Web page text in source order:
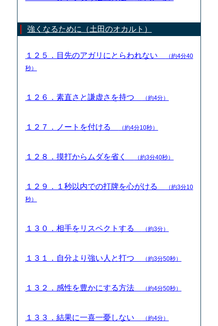
強くなるために（土田のオカルト）
１２５．目先のアガリにとらわれない
（約4分40
秒）
１２６．素直さと謙虚さを持つ （約4分）
１２７．ノートを付ける （約4分10秒）
１２８．摸打からムダを省く （約3分40秒）
１２９．１秒以内での打牌を心がける
（約3分10
秒）
１３０．相手をリスペクトする （約3分）
１３１．自分より強い人と打つ （約3分50秒）
１３２．感性を豊かにする方法 （約4分50秒）
１３３．結果に一喜一憂しない （約4分）